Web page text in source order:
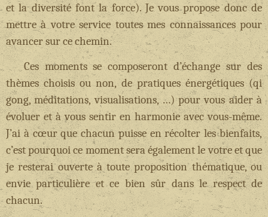
et la diversité font la force). Je vous propose donc de
mettre à votre service toutes mes connaissances pour
avancer sur ce chemin.
Ces moments se composeront d’échange sur des
thèmes choisis ou non, de pratiques énergétiques (qi
gong, méditations, visualisations, …) pour vous aider à
évoluer et à vous sentir en harmonie avec vous-même.
J’ai à cœur que chacun puisse en récolter les bienfaits,
c’est pourquoi ce moment sera également le votre et que
je resterai ouverte à toute proposition thématique, ou
envie particulière et ce bien sûr dans le respect de
chacun.